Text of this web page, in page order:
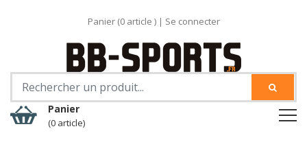
Panier (0article ) | Se connecter
Panier
(0 article)